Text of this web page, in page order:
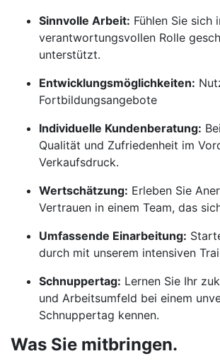
Sinnvolle Arbeit: Fühlen Sie sich
verantwortungsvollen Rolle
unterstützt.
Entwicklungsmöglichkeiten:
Fortbildungsangebote
Individuelle Kundenberatung:
Qualität und Zufriedenheit im
Verkaufsdruck.
Wertschätzung: Erleben Sie
Vertrauen in einem Team, das
Umfassende Einarbeitung:
durch mit unserem intensiven
Schnuppertag: Lernen Sie Ihr
und Arbeitsumfeld bei einem
Schnuppertag kennen.
Was Sie mitbringen.